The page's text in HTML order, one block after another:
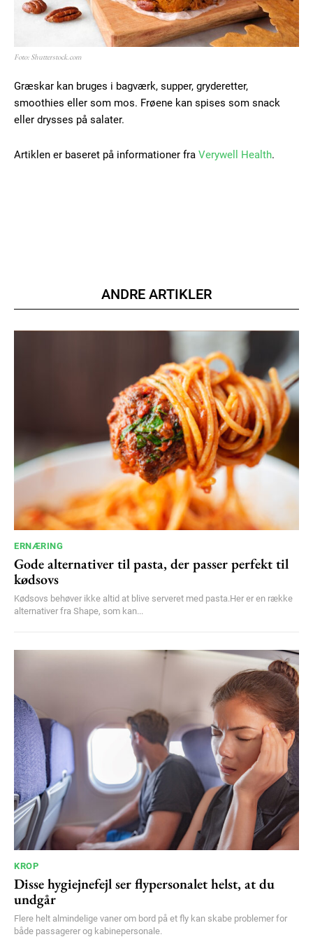
Foto: Shutterstock.com
Græskar kan bruges i bagværk, supper, gryderetter,
smoothies eller som mos. Frøene kan spises som snack
eller drysses på salater.
Artiklen er baseret på informationer fra Verywell Health.
ANDRE ARTIKLER
ERNÆRING
Gode alternativer til pasta, der passer perfekt til
kødsovs
Kødsovs behøver ikke altid at blive serveret med pasta.Her er en række
alternativer fra Shape, som kan...
KROP
Disse hygiejnefejl ser flypersonalet helst, at du
undgår
Flere helt almindelige vaner om bord på et fly kan skabe problemer for
både passagerer og kabinepersonale.